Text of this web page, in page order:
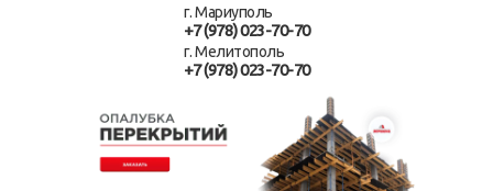
г. Мариуполь
+7 (978) 023-70-70
г. Мелитополь
+7 (978) 023-70-70